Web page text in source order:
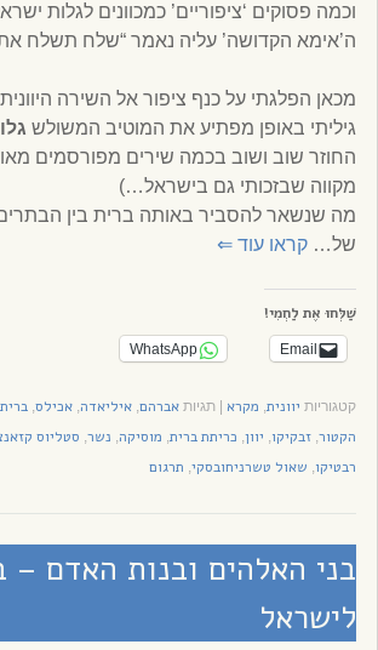
וכמה פסוקים ‘ציפוריים’ כמכוונים לגלות
ה’אימא הקדושה’ עליה נאמר “שלח תשלח
מכאן הפלגתי על כנף ציפור אל השירה
גיליתי באופן מפתיע את המוטיב המשולש
החוזר שוב ושוב בכמה שירים מפורסמים
מקווה שבזכותי גם בישראל…)
מה שנשאר להסביר באותה ברית בין
של…קראו עוד⇐
שַׁלְּחוּ אֶת לַחְמִי!
Email
WhatsApp
קטגוריות יוונית, מקרא |תגיותאברהם,איליאדה,אכילס,
הקטור,זבקיקו, יוון, כריתת ברית, מוסיקה, נשר, סטליוס
רבטיקו, שאול טשרניחובסקי, תרגום
בני האלהים ובנות האדם –
לישראל